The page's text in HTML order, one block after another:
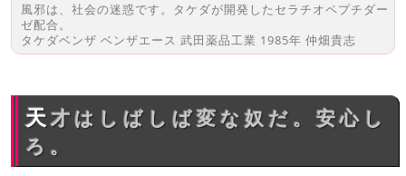
風邪は、社会の迷惑です。タケダが開発したセラチオペプチダー
ゼ配合。
タケダベンザ ベンザエース 武田薬品工業 1985年 仲畑貴志
天才はしばしば変な奴だ。安心し
ろ。